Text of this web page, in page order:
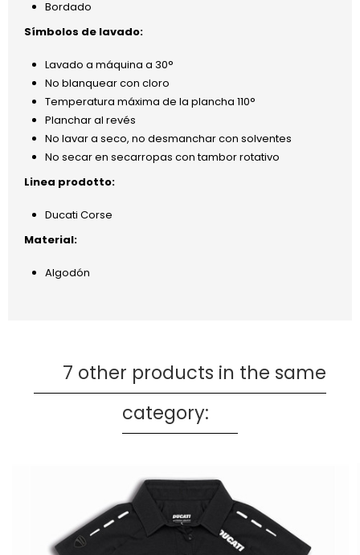
Bordado
Símbolos de lavado:
Lavado a máquina a 30°
No blanquear con cloro
Temperatura máxima de la plancha 110°
Planchar al revés
No lavar a seco, no desmanchar con solventes
No secar en secarropas con tambor rotativo
Linea prodotto:
Ducati Corse
Material:
Algodón
7 other products in the same
category: